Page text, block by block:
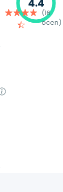
4.4
(16
ocen)